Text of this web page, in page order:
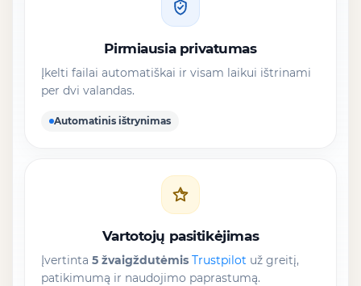
Pirmiausia privatumas
Įkelti failai automatiškai ir visam laikui ištrinami
per dvi valandas.
Automatinis ištrynimas
Vartotojų pasitikėjimas
Įvertinta 5 žvaigždutėmis Trustpilot už greitį,
patikimumą ir naudojimo paprastumą.